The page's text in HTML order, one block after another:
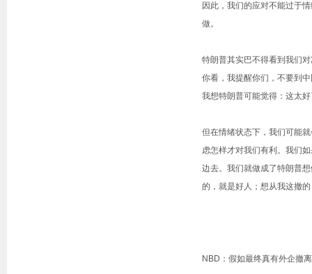
因此，我们的应对不能过于
做。
特朗普其实巴不得看到我们
你看，我提醒你们，不要到
我想特朗普可能觉得：这太
但在情绪状态下，我们可能
虑怎样才对我们有利。我们
边去。我们就做成了特朗普
的，就是好人；想从我这撤
NBD：假如最终真有外企撤